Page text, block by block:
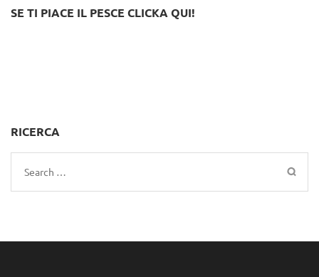
SE TI PIACE IL PESCE CLICKA QUI!
RICERCA
Search
for: